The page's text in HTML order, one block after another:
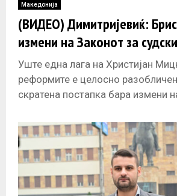
E
N
U
Македонија
(ВИДЕО) Димитријевиќ:
измени на Законот за
Уште една лага на Христијан
реформите е целосно
скратена постапка бара измени